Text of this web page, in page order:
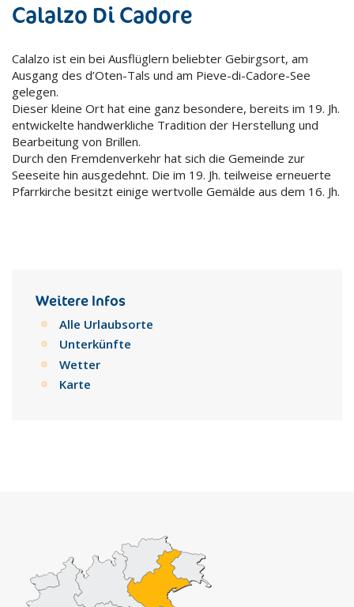
Calalzo Di Cadore
Calalzo ist ein bei Ausflüglern beliebter Gebirgsort, am
Ausgang des d’Oten-Tals und am Pieve-di-Cadore-See
gelegen.
Dieser kleine Ort hat eine ganz besondere, bereits im 19. Jh.
entwickelte handwerkliche Tradition der Herstellung und
Bearbeitung von Brillen.
Durch den Fremdenverkehr hat sich die Gemeinde zur
Seeseite hin ausgedehnt. Die im 19. Jh. teilweise erneuerte
Pfarrkirche besitzt einige wertvolle Gemälde aus dem 16. Jh.
Weitere Infos
Alle Urlaubsorte
Unterkünfte
Wetter
Karte